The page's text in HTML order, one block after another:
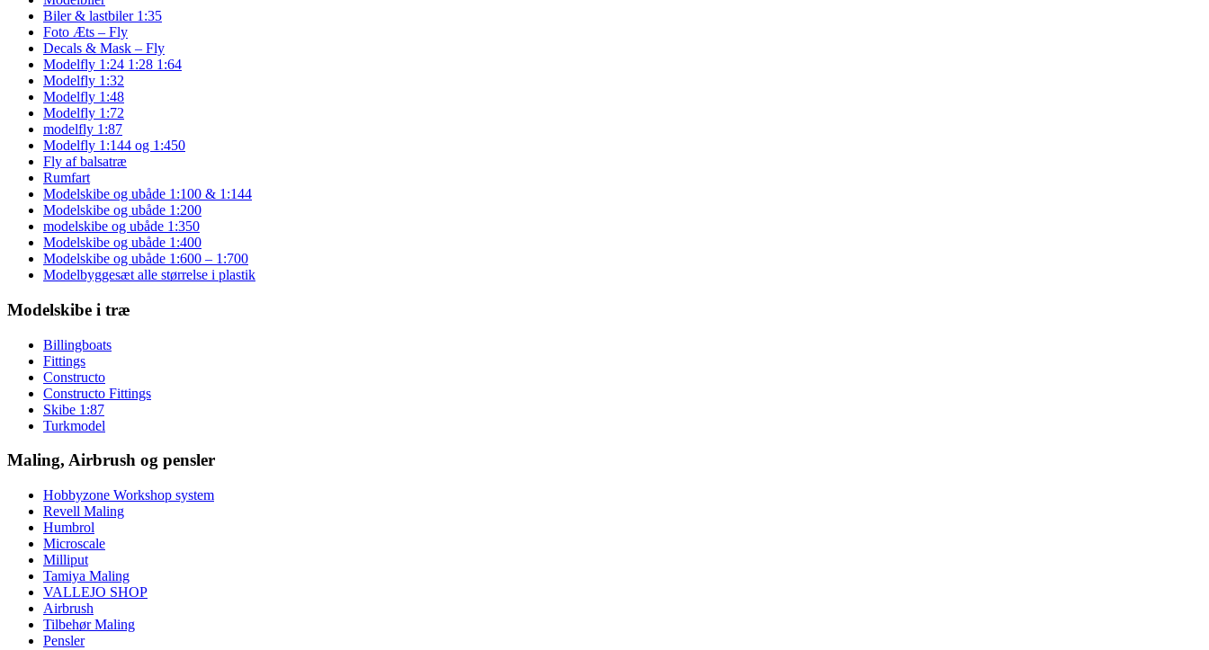
Biler & lastbiler 1:35
Foto Æts – Fly
Decals & Mask – Fly
Modelfly 1:24 1:28 1:64
Modelfly 1:32
Modelfly 1:48
Modelfly 1:72
modelfly 1:87
Modelfly 1:144 og 1:450
Fly af balsatræ
Rumfart
Modelskibe og ubåde 1:100 & 1:144
Modelskibe og ubåde 1:200
modelskibe og ubåde 1:350
Modelskibe og ubåde 1:400
Modelskibe og ubåde 1:600 – 1:700
Modelbyggesæt alle størrelse i plastik
Modelskibe i træ
Billingboats
Fittings
Constructo
Constructo Fittings
Skibe 1:87
Turkmodel
Maling, Airbrush og pensler
Hobbyzone Workshop system
Revell Maling
Humbrol
Microscale
Milliput
Tamiya Maling
VALLEJO SHOP
Airbrush
Tilbehør Maling
Pensler